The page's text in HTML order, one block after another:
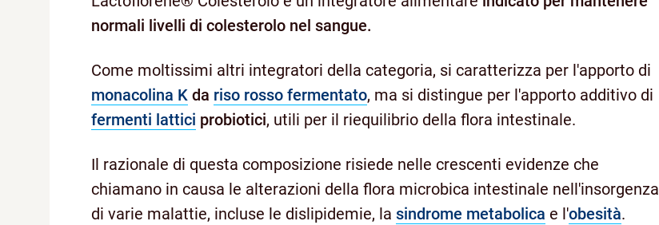
normali livelli di colesterolo nel sangue.
Come moltissimi altri integratori della categoria, si caratterizza per l'apporto di
monacolina K da riso rosso fermentato, ma si distingue per l'apporto additivo di
fermenti lattici probiotici, utili per il riequilibrio della flora intestinale.
Il razionale di questa composizione risiede nelle crescenti evidenze che
chiamano in causa le alterazioni della flora microbica intestinale nell'insorgenza
di varie malattie, incluse le dislipidemie, la sindrome metabolica e l'obesità.